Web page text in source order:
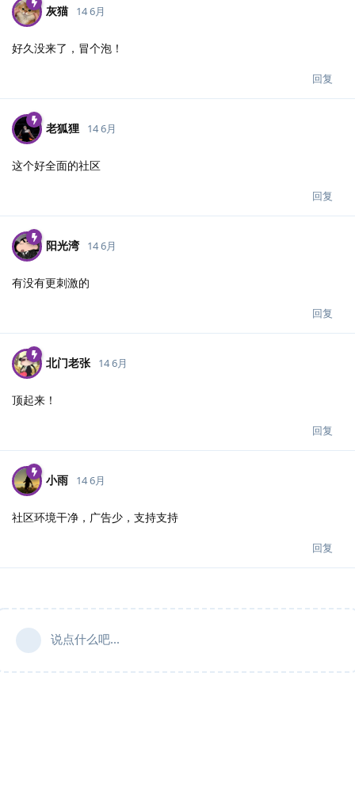
灰猫 14 6月
好久没来了，冒个泡！
回复
老狐狸 14 6月
这个好全面的社区
回复
阳光湾 14 6月
有没有更刺激的
回复
北门老张 14 6月
顶起来！
回复
小雨 14 6月
社区环境干净，广告少，支持支持
回复
说点什么吧...